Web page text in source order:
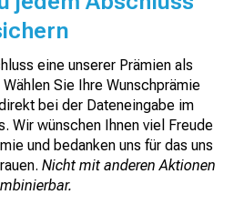
eine unserer Prämien als
Sie Ihre Wunschprämie
bei der Dateneingabe im
Wir wünschen Ihnen viel Freude
und bedanken uns für das uns
Nicht mit anderen Aktionen